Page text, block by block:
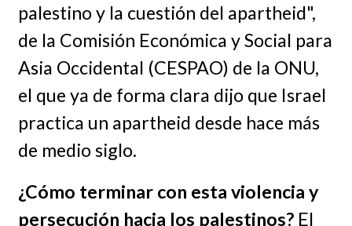
palestino y la cuestión del apartheid",
de la Comisión Económica y Social para
Asia Occidental (CESPAO) de la ONU,
el que ya de forma clara dijo que Israel
practica un apartheid desde hace más
de medio siglo.
¿Cómo terminar con esta violencia y
persecución hacia los palestinos?El